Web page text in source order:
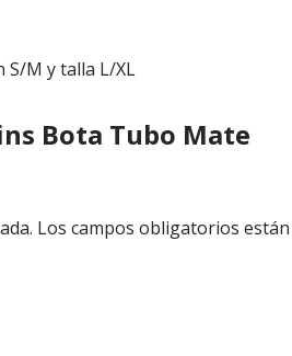
S/M y talla L/XL
Bota Tubo Mate
Los campos obligatorios están